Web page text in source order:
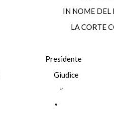
IN NOME DEL
LA CORTE
Giudice
”
”